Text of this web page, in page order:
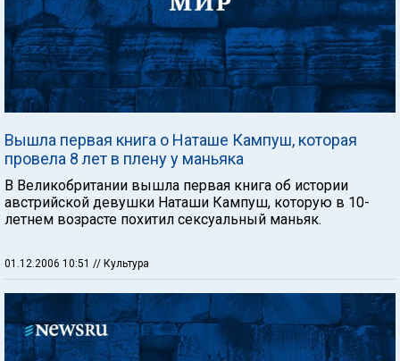
Вышла первая книга о Наташе Кампуш, которая
провела 8 лет в плену у маньяка
В Великобритании вышла первая книга об истории
австрийской девушки Наташи Кампуш, которую в 10-
летнем возрасте похитил сексуальный маньяк.
01.12.2006 10:51 // Культура